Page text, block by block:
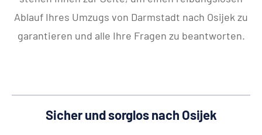
Ablauf Ihres Umzugs von Darmstadt nach Osijek zu
garantieren und alle Ihre Fragen zu beantworten.
Sicher und sorglos nach Osijek